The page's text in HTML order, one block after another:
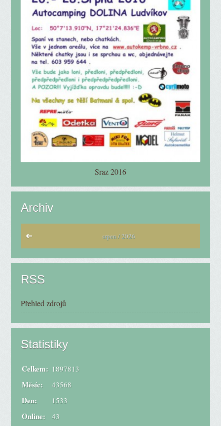
Sraz 2016
Archiv
srpen / 2026
RSS
Přehled zdrojů
Statistiky
Online: 43
Celkem: 1897813
Měsíc: 43568
Den: 1533